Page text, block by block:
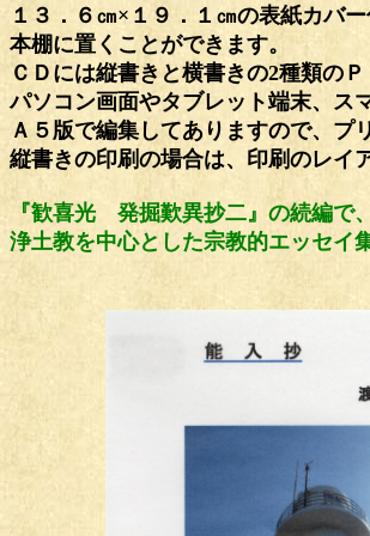
１３．６㎝×１９．１㎝の表紙カバ
本棚に置くことができます。
ＣＤには縦書きと横書きの2種類の
パソコン画面やタブレット端末、ス
Ａ５版で編集してありますので、プ
縦書きの印刷の場合は、印刷のレイ
『歓喜光 発掘歎異抄二』の続編で
浄土教を中心とした宗教的エッセイ集